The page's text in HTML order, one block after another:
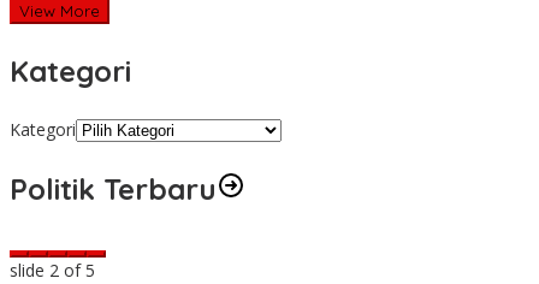
View More
Kategori
Kategori
Politik Terbaru
slide 2 of 5